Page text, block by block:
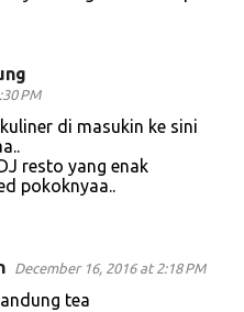
PM
di masukin ke sini
resto yang enak
pokoknyaa..
December 16, 2016 at 2:18 PM
tea